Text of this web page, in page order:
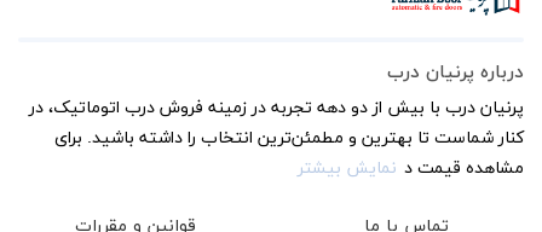
درباره پرنیان درب
پرنیان درب با بیش از دو دهه تجربه در زمینه فروش درب اتوماتیک، در
کنار شماست تا بهترین و مطمئن‌ترین انتخاب را داشته باشید. برای
مشاهده قیمت د نمایش بیشتر
تماس با ما قوانین و مقررات